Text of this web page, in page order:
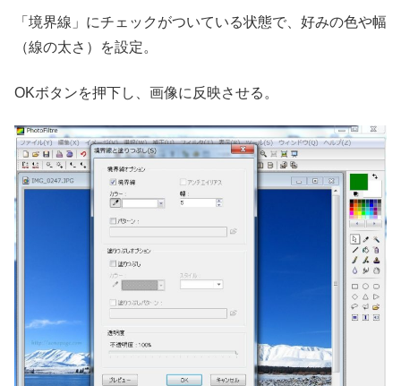
「境界線」にチェックがついている状態で、好みの色や幅
（線の太さ）を設定。
OKボタンを押下し、画像に反映させる。